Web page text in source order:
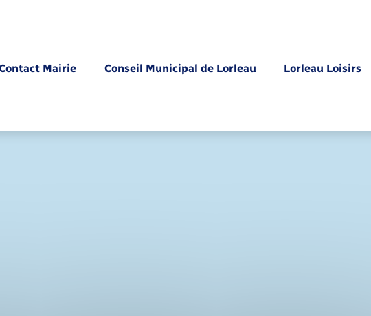
Mairie Conseil Municipal de Lorleau Lorleau Loisirs